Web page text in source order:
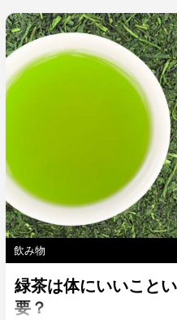
飲み物
緑茶は体にいいこと
要？